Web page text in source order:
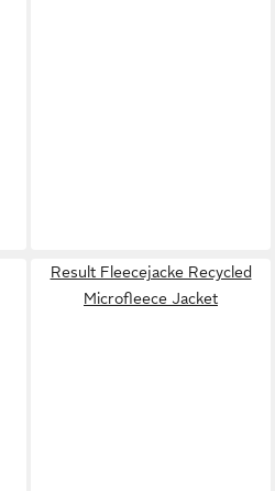
Result Fleecejacke Recycled
Microfleece Jacket